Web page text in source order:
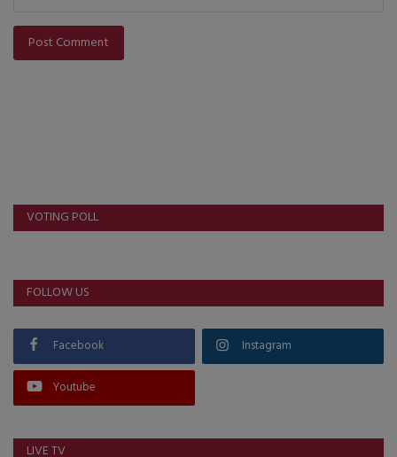
Post Comment
VOTING POLL
FOLLOW US
Facebook Instagram
Youtube
LIVE TV